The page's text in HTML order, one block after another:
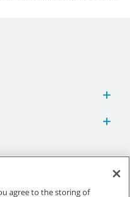
reservados.
agree to the storing of